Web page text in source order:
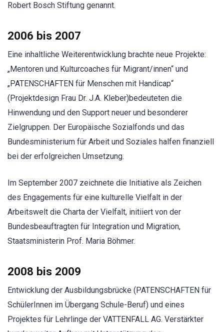
Robert Bosch Stiftung genannt.
2006 bis 2007
Eine inhaltliche Weiterentwicklung brachte neue Projekte:
„Mentoren und Kulturcoaches für Migrant/innen“ und
„PATENSCHAFTEN für Menschen mit Handicap“
(Projektdesign Frau Dr. J.A. Kleber)bedeuteten die
Hinwendung und den Support neuer und besonderer
Zielgruppen. Der Europäische Sozialfonds und das
Bundesministerium für Arbeit und Soziales halfen finanziell
bei der erfolgreichen Umsetzung.
Im September 2007 zeichnete die Initiative als Zeichen
des Engagements für eine kulturelle Vielfalt in der
Arbeitswelt die Charta der Vielfalt, initiiert von der
Bundesbeauftragten für Integration und Migration,
Staatsministerin Prof. Maria Böhmer.
2008 bis 2009
Entwicklung der Ausbildungsbrücke (PATENSCHAFTEN für
SchülerInnen im Übergang Schule-Beruf) und eines
Projektes für Lehrlinge der VATTENFALL AG. Verstärkter